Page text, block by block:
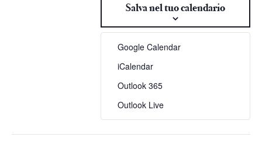
Salva nel tuo calendario
Google Calendar
iCalendar
Outlook 365
Outlook Live